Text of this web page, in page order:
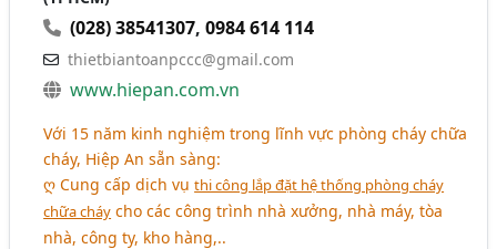
(028) 38541307,0984 614 114
thietbiantoanpccc@gmail.com
www.hiepan.com.vn
Với 15 năm kinh nghiệm trong lĩnh vực phòng cháy chữa
cháy, Hiệp An sẵn sàng:
ღ Cung cấp dịch vụthi công lắp đặt hệ thống phòng cháy
chữa cháy cho các công trình nhà xưởng, nhà máy, tòa
nhà, công ty, kho hàng,..